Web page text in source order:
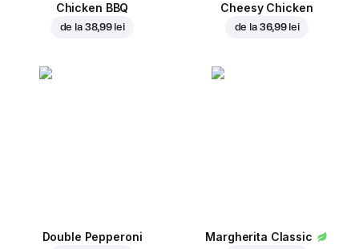
Chicken BBQ
de la 38,99 lei
Cheesy Chicken
de la 36,99 lei
Double Pepperoni Margherita Classic